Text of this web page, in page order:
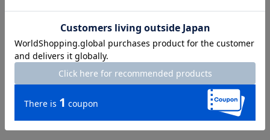
カスタマーレビュー
総合評価
4.0 7レビュー